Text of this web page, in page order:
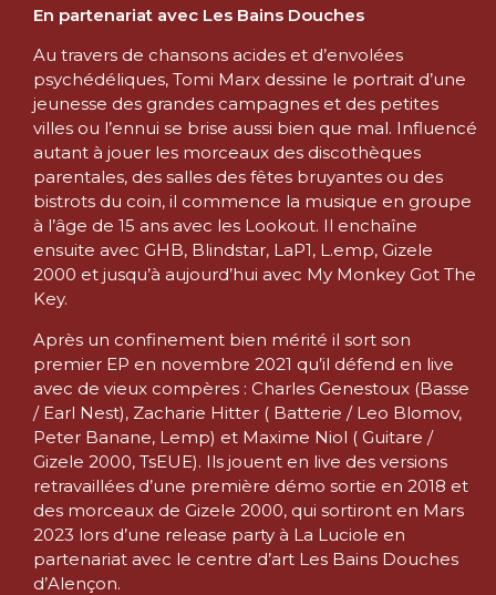
En partenariat avec Les Bains Douches
Au travers de chansons acides et d’envolées
psychédéliques, Tomi Marx dessine le portrait d’une
jeunesse des grandes campagnes et des petites
villes ou l’ennui se brise aussi bien que mal. Influencé
autant à jouer les morceaux des discothèques
parentales, des salles des fêtes bruyantes ou des
bistrots du coin, il commence la musique en groupe
à l’âge de 15 ans avec les Lookout. Il enchaîne
ensuite avec GHB, Blindstar, LaP1, L.emp, Gizele
2000 et jusqu’à aujourd’hui avec My Monkey Got The
Key.
Après un confinement bien mérité il sort son
premier EP en novembre 2021 qu’il défend en live
avec de vieux compères : Charles Genestoux (Basse
/ Earl Nest), Zacharie Hitter ( Batterie / Leo Blomov,
Peter Banane, Lemp) et Maxime Niol ( Guitare /
Gizele 2000, TsEUE). Ils jouent en live des versions
retravaillées d’une première démo sortie en 2018 et
des morceaux de Gizele 2000, qui sortiront en Mars
2023 lors d’une release party à La Luciole en
partenariat avec le centre d’art Les Bains Douches
d’Alençon.